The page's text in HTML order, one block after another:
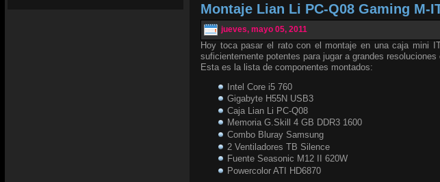
Montaje Lian Li PC-Q08 Gaming M-
jueves, mayo 05, 2011
Hoy toca pasar el rato con el montaje en una caja mini
suficientemente potentes para jugar a grandes
Esta es la lista de componentes montados:
Intel Core i5 760
Gigabyte H55N USB3
Caja Lian Li PC-Q08
Memoria G.Skill 4 GB DDR3 1600
Combo Bluray Samsung
2 Ventiladores TB Silence
Fuente Seasonic M12 II 620W
Powercolor ATI HD6870